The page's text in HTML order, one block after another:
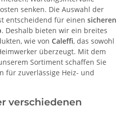
senken. Die Auswahl der
entscheidend für einen sicheren
. Deshalb bieten wir ein breites
wie von Caleffi, das sowohl
überzeugt. Mit dem
Sortiment schaffen Sie
für zuverlässige Heiz- und
verschiedenen